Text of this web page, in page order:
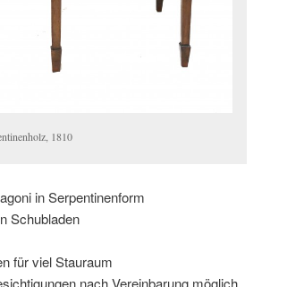
1810
in Serpentinenform
Schubladen
für viel Stauraum
nach Vereinbarung möglich